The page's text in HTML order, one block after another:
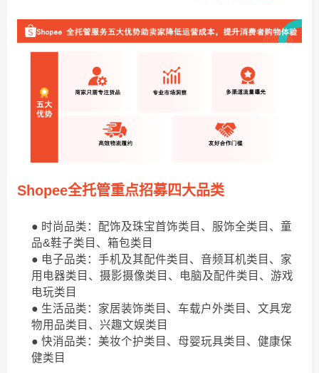
Shopee全托管重点招募四大品类
● 时尚品类：配饰及珠宝首饰类目、服饰全类目、童
品&鞋子类目、箱包类目
● 电子品类：手机及其配件类目、音频耳机类目、家
用电器类目、摄影摄像类目、电脑及配件类目、游戏
电玩类目
● 生活品类：家居装饰类目、车载户外类目、文具宠
物用品类目、兴趣文娱类目
● 快消品类：美妆个护类目、母婴玩具类目、健康保
健类目